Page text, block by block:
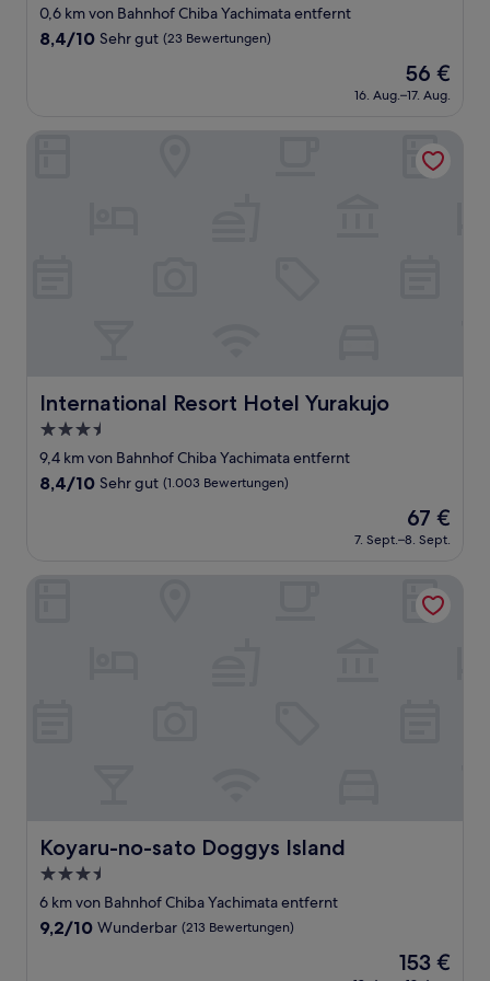
Sterne-
Unterkunft
0,6 km von Bahnhof Chiba Yachimata entfernt
8.4
(23
8,4/10 Sehr gut (23 Bewertungen)
Der
Preis
beträgt
56 €
16. Aug.–17. Aug.
International Resort Hotel Yurakujo
International Resort Hotel Yurakujo
3.5-
Sterne-
Unterkunft
9,4 km von Bahnhof Chiba Yachimata entfernt
8.4
(1.003
8,4/10 Sehr gut (1.003 Bewertungen)
Der
Preis
beträgt
67 €
7. Sept.–8. Sept.
Koyaru-no-sato Doggys Island
Koyaru-no-sato Doggys Island
3.5-
Sterne-
Unterkunft
6 km von Bahnhof Chiba Yachimata entfernt
9.2
9,2/10 Wunderbar (213 Bewertungen)
Der
153 €